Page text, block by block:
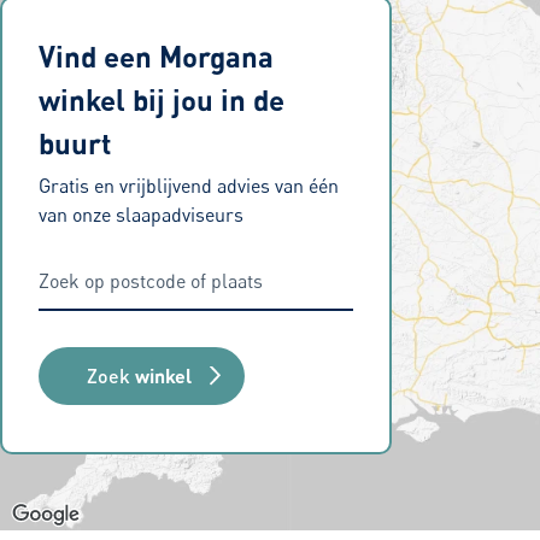
Vind een Morgana
winkel bij jou in de
buurt
Gratis en vrijblijvend advies van één
van onze slaapadviseurs
Zoek winkel